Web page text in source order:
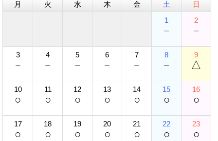
月 火 水 木 金 土 日
1
－
2
－
3
－
4
－
5
－
6
－
7
－
8
－
9
△
10
○
11
○
12
○
13
○
14
○
15
○
16
○
17
○
18
○
19
○
20
○
21
○
22
○
23
○